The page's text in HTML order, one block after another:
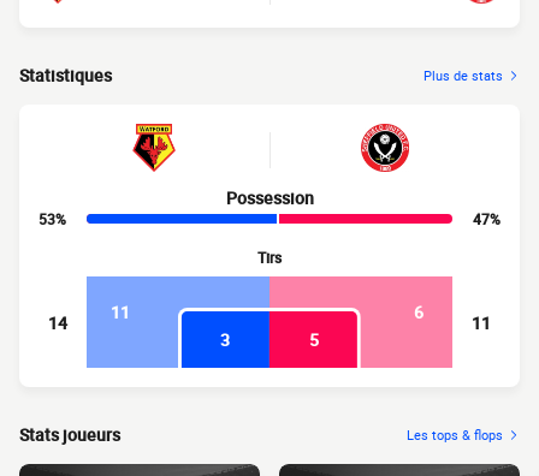
Statistiques Plus de stats
Possession
53%
47%
Tirs
14 11
6
3
5
11
Stats joueurs Les tops & flops